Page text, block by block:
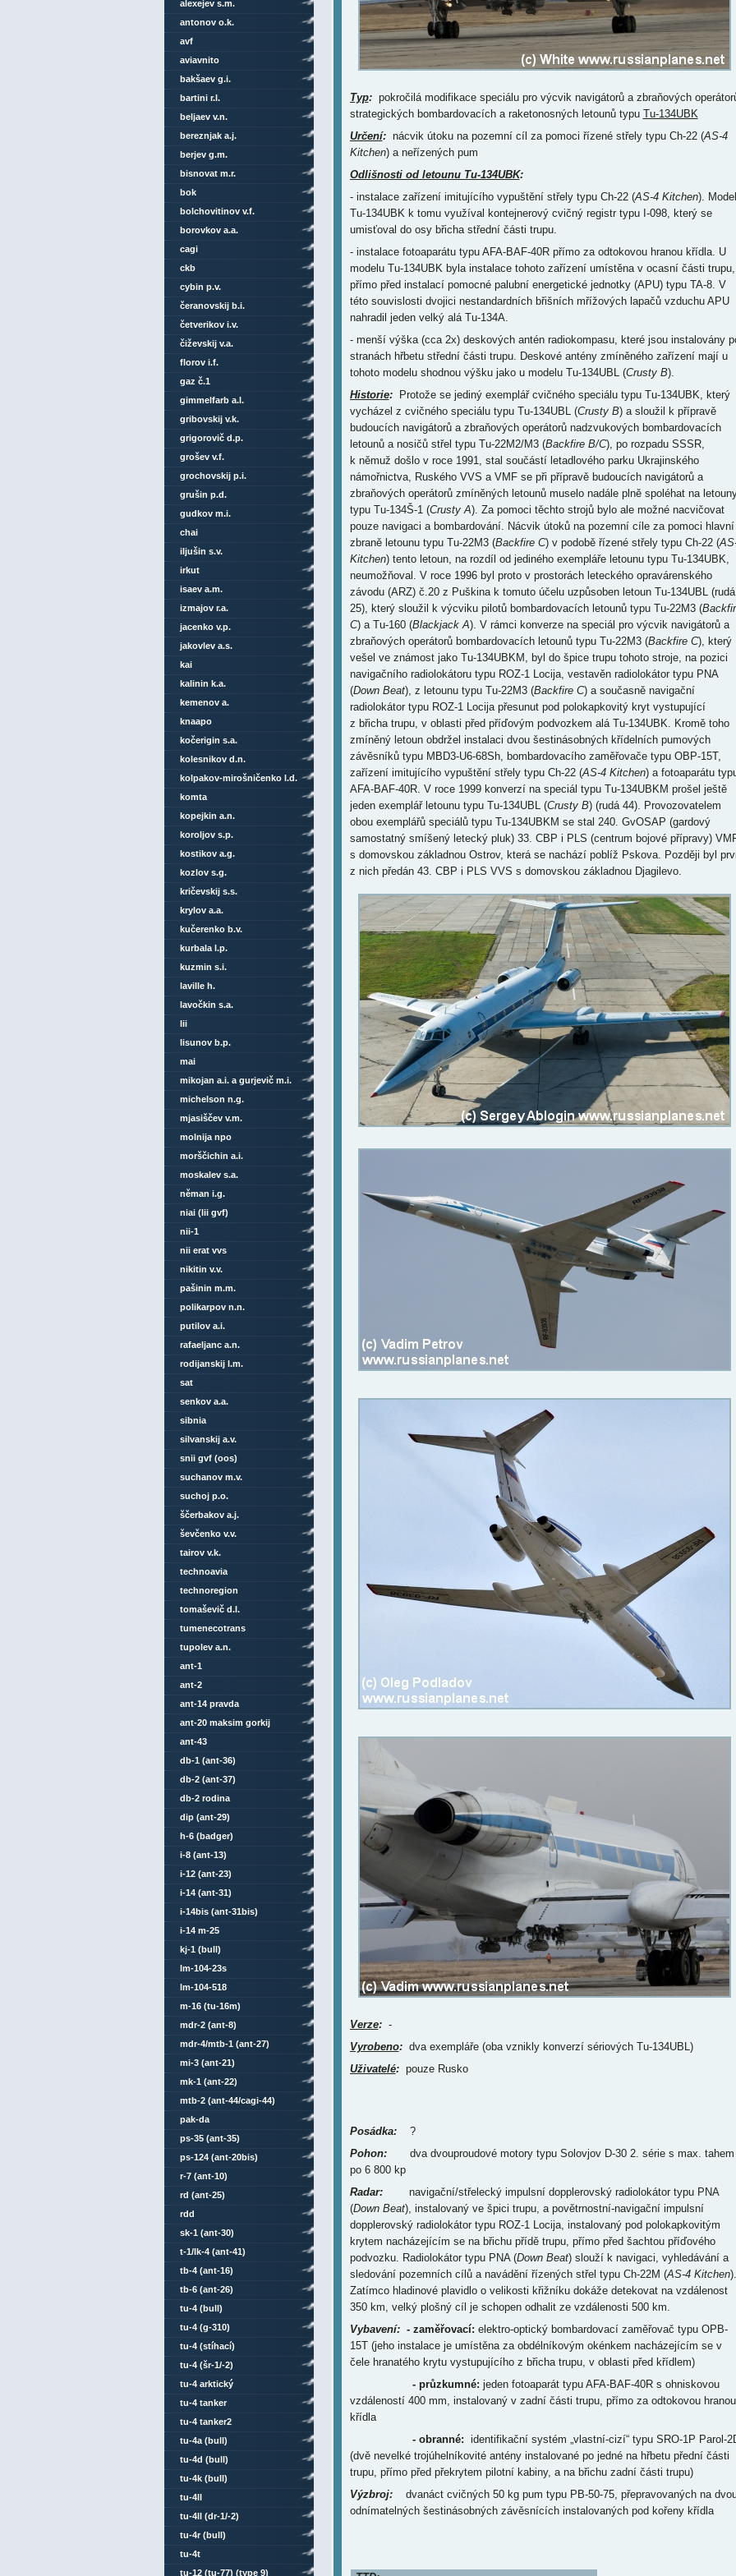
Typ:pokročilá modifikace speciálu pro výcvik navigátorů a zbraňových
strategických bombardovacích a raketonosných letounů typu Tu-134UBK
Určení:nácvik útoku na pozemní cíl za pomoci řízené střely typu Ch-22 (AS-4
Kitchen) a neřízených pum
Odlišnosti od letounu Tu-134UBK:
- instalace zařízení imitujícího vypuštění střely typu Ch-22 (AS-4 Kitchen). Model
Tu-134UBK k tomu využíval kontejnerový cvičný registr typu I-098, který se
umisťoval do osy břicha střední části trupu.
- instalace fotoaparátu typu AFA-BAF-40R přímo za odtokovou hranou křídla. U
modelu Tu-134UBK byla instalace tohoto zařízení umístěna v ocasní části trupu,
přímo před instalací pomocné palubní energetické jednotky (APU) typu TA-8. V
této souvislosti dvojici nestandardních břišních mřížových lapačů vzduchu APU
nahradil jeden velký alá Tu-134A.
- menší výška (cca 2x) deskových antén radiokompasu, které jsou instalovány
stranách hřbetu střední části trupu. Deskové antény zmíněného zařízení mají u
tohoto modelu shodnou výšku jako u modelu Tu-134UBL (Crusty B).
Historie:Protože se jediný exemplář cvičného speciálu typu Tu-134UBK, který
vycházel z cvičného speciálu typu Tu-134UBL (Crusty B) a sloužil k přípravě
budoucích navigátorů a zbraňových operátorů nadzvukových bombardovacích
letounů a nosičů střel typu Tu-22M2/M3 (Backfire B/C), po rozpadu SSSR,
k němuž došlo v roce 1991, stal součástí letadlového parku Ukrajinského
námořnictva, Ruského VVS a VMF se při přípravě budoucích navigátorů a
zbraňových operátorů zmíněných letounů muselo nadále plně spoléhat na
typu Tu-134Š-1 (Crusty A). Za pomoci těchto strojů bylo ale možné nacvičovat
pouze navigaci a bombardování. Nácvik útoků na pozemní cíle za pomoci hlavní
zbraně letounu typu Tu-22M3 (Backfire C) v podobě řízené střely typu Ch-22 (
Kitchen) tento letoun, na rozdíl od jediného exempláře letounu typu Tu-134UBK,
neumožňoval. V roce 1996 byl proto v prostorách leteckého opravárenského
závodu (ARZ) č.20 z Puškina k tomuto účelu uzpůsoben letoun Tu-134UBL (rudá
25), který sloužil k výcviku pilotů bombardovacích letounů typu Tu-22M3 (
C) a Tu-160 (Blackjack A). V rámci konverze na speciál pro výcvik navigátorů a
zbraňových operátorů bombardovacích letounů typu Tu-22M3 (Backfire C), který
vešel ve známost jako Tu-134UBKM, byl do špice trupu tohoto stroje, na pozici
navigačního radiolokátoru typu ROZ-1 Locija, vestavěn radiolokátor typu PNA
(Down Beat), z letounu typu Tu-22M3 (Backfire C) a současně navigační
radiolokátor typu ROZ-1 Locija přesunut pod polokapkovitý kryt vystupující
z břicha trupu, v oblasti před příďovým podvozkem alá Tu-134UBK. Kromě toho
zmíněný letoun obdržel instalaci dvou šestinásobných křídelních pumových
závěsníků typu MBD3-U6-68Sh, bombardovacího zaměřovače typu OBP-15T,
zařízení imitujícího vypuštění střely typu Ch-22 (AS-4 Kitchen) a fotoaparátu
AFA-BAF-40R. V roce 1999 konverzí na speciál typu Tu-134UBKM prošel ještě
jeden exemplář letounu typu Tu-134UBL (Crusty B) (rudá 44). Provozovatelem
obou exemplářů speciálů typu Tu-134UBKM se stal 240. GvOSAP (gardový
samostatný smíšený letecký pluk) 33. CBP i PLS (centrum bojové přípravy)
s domovskou základnou Ostrov, která se nachází poblíž Pskova. Později byl
z nich předán 43. CBP i PLS VVS s domovskou základnou Djagilevo.
Verze:-
Vyrobeno:dva exempláře (oba vznikly konverzí sériových Tu-134UBL)
Uživatelé:pouze Rusko
Posádka:?
Pohon:dva dvouproudové motory typu Solovjov D-30 2. série s max. tahem
po 6 800 kp
Radar:navigační/střelecký impulsní dopplerovský radiolokátor typu PNA
(Down Beat), instalovaný ve špici trupu, a povětrnostní-navigační impulsní
dopplerovský radiolokátor typu ROZ-1 Locija, instalovaný pod polokapkovitým
krytem nacházejícím se na břichu přídě trupu, přímo před šachtou příďového
podvozku. Radiolokátor typu PNA (Down Beat) slouží k navigaci, vyhledávání a
sledování pozemních cílů a navádění řízených střel typu Ch-22M (AS-4 Kitchen).
Zatímco hladinové plavidlo o velikosti křižníku dokáže detekovat na vzdálenost
350 km, velký plošný cíl je schopen odhalit ze vzdálenosti 500 km.
Vybavení: - zaměřovací: elektro-optický bombardovací zaměřovač typu OPB-
15T (jeho instalace je umístěna za obdélníkovým okénkem nacházejícím se v
čele hranatého krytu vystupujícího z břicha trupu, v oblasti před křídlem)
- průzkumné: jeden fotoaparát typu AFA-BAF-40R s ohniskovou
vzdáleností 400 mm, instalovaný v zadní části trupu, přímo za odtokovou hranou
křídla
- obranné: identifikační systém „vlastní-cizí“ typu SRO-1P Parol-
(dvě nevelké trojúhelníkovité antény instalované po jedné na hřbetu přední části
trupu, přímo před překrytem pilotní kabiny, a na břichu zadní části trupu)
Výzbroj:dvanáct cvičných 50 kg pum typu PB-50-75, přepravovaných na
odnímatelných šestinásobných závěsnících instalovaných pod kořeny křídla
alexejev s.m.
antonov o.k.
avf
aviavnito
bakšaev g.i.
bartini r.l.
beljaev v.n.
bereznjak a.j.
berjev g.m.
bisnovat m.r.
bok
bolchovitinov v.f.
borovkov a.a.
cagi
ckb
cybin p.v.
čeranovskij b.i.
četverikov i.v.
čiževskij v.a.
florov i.f.
gaz č.1
gimmelfarb a.l.
gribovskij v.k.
grigorovič d.p.
grošev v.f.
grochovskij p.i.
grušin p.d.
gudkov m.i.
chai
iljušin s.v.
irkut
isaev a.m.
izmajov r.a.
jacenko v.p.
jakovlev a.s.
kai
kalinin k.a.
kemenov a.
knaapo
kočerigin s.a.
kolesnikov d.n.
kolpakov-mirošničenko l.d.
komta
kopejkin a.n.
koroljov s.p.
kostikov a.g.
kozlov s.g.
kričevskij s.s.
krylov a.a.
kučerenko b.v.
kurbala l.p.
kuzmin s.i.
laville h.
lavočkin s.a.
lii
lisunov b.p.
mai
mikojan a.i. a gurjevič m.i.
michelson n.g.
mjasiščev v.m.
molnija npo
morščichin a.i.
moskalev s.a.
něman i.g.
niai (lii gvf)
nii-1
nii erat vvs
nikitin v.v.
pašinin m.m.
polikarpov n.n.
putilov a.i.
rafaeljanc a.n.
rodijanskij l.m.
sat
senkov a.a.
sibnia
silvanskij a.v.
snii gvf (oos)
suchanov m.v.
suchoj p.o.
ščerbakov a.j.
ševčenko v.v.
tairov v.k.
technoavia
technoregion
tomaševič d.l.
tumenecotrans
tupolev a.n.
ant-1
ant-2
ant-14 pravda
ant-20 maksim gorkij
ant-43
db-1 (ant-36)
db-2 (ant-37)
db-2 rodina
dip (ant-29)
h-6 (badger)
i-8 (ant-13)
i-12 (ant-23)
i-14 (ant-31)
i-14bis (ant-31bis)
i-14 m-25
kj-1 (bull)
lm-104-23s
lm-104-518
m-16 (tu-16m)
mdr-2 (ant-8)
mdr-4/mtb-1 (ant-27)
mi-3 (ant-21)
mk-1 (ant-22)
mtb-2 (ant-44/cagi-44)
pak-da
ps-35 (ant-35)
ps-124 (ant-20bis)
r-7 (ant-10)
rd (ant-25)
rdd
sk-1 (ant-30)
t-1/lk-4 (ant-41)
tb-4 (ant-16)
tb-6 (ant-26)
tu-4 (bull)
tu-4 (g-310)
tu-4 (stíhací)
tu-4 (šr-1/-2)
tu-4 arktický
tu-4 tanker
tu-4 tanker2
tu-4a (bull)
tu-4d (bull)
tu-4k (bull)
tu-4ll
tu-4ll (dr-1/-2)
tu-4r (bull)
tu-4t
tu-12 (tu-77) (type 9)